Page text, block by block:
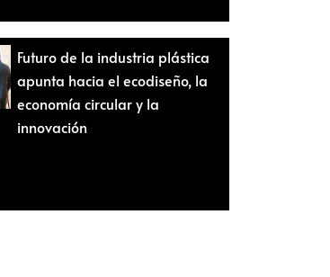
Futuro de la industria plástica
apunta hacia el ecodiseño, la
economía circular y la
innovación